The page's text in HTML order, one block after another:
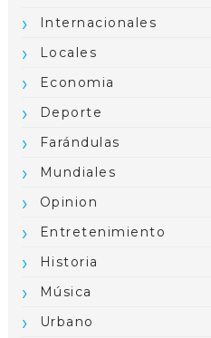
Internacionales
Locales
Economia
Deporte
Farándulas
Mundiales
Opinion
Entretenimiento
Historia
Música
Urbano